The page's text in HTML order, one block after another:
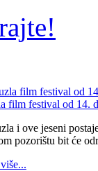
film festival od 14.
i ove jeseni
pozorištu bit će